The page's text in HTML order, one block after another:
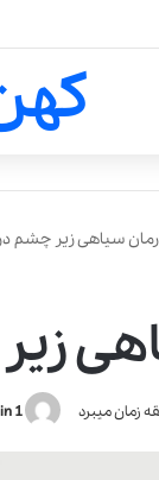
سیاهی زیر چشم
1